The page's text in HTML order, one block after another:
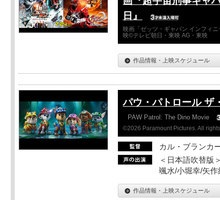
日』
映画「ゼッツ・ギャバン インフィ
映©テレビ朝日・東映 AG・東映
作品情報・上映スケジュール
パウ・パトロール ザ
PAW Patrol: The Dino Movie
©2026 Paramount Pictures. All
カル・ブランカ
＜日本語吹替版
颯水/小堀幸/矢作
作品情報・上映スケジュール